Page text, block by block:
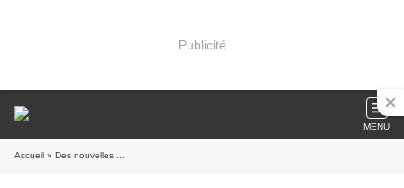
Publicité
MENU
Accueil » Des nouvelles ...